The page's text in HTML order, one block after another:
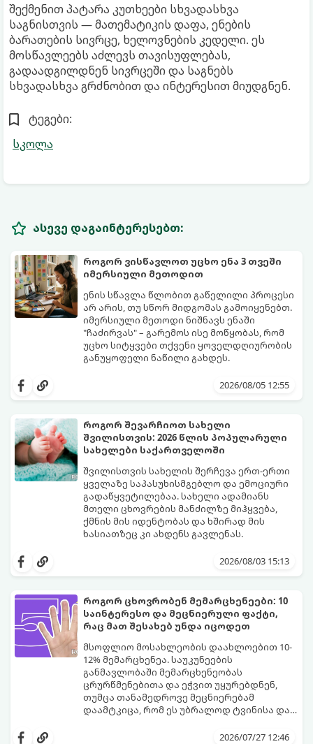
შექმენით პატარა კუთხეები სხვადასხვა
საგნისთვის — მათემატიკის დაფა, ენების
ბარათების სივრცე, ხელოვნების კედელი. ეს
მოსწავლეებს აძლევს თავისუფლებას,
გადაადგილდნენ სივრცეში და საგნებს
სხვადასხვა გრძნობით და ინტერესით მიუდგნენ.
ტეგები:
სკოლა
ასევე დაგაინტერესებთ:
როგორ ვისწავლოთ უცხო ენა 3 თვეში
იმერსიული მეთოდით
ენის სწავლა წლობით გაწელილი პროცესი
არ არის, თუ სწორ მიდგომას გამოიყენებთ.
იმერსიული მეთოდი ნიშნავს ენაში
"ჩაძირვას" – გარემოს ისე მოწყობას, რომ
უცხო სიტყვები თქვენი ყოველდღიურობის
განუყოფელი ნაწილი გახდეს.
3 თვეში მნიშვნელოვან პროგრესს
2026/08/05 12:55
როგორ შევარჩიოთ სახელი
შვილისთვის: 2026 წლის პოპულარული
სახელები საქართველოში
შვილისთვის სახელის შერჩევა ერთ-ერთი
ყველაზე საპასუხისმგებლო და ემოციური
გადაწყვეტილებაა. სახელი ადამიანს
მთელი ცხოვრების მანძილზე მიჰყვება,
ქმნის მის იდენტობას და ხშირად მის
ხასიათზეც კი ახდენს გავლენას.
საგრძნობლად შეიცვალა: ტრადიციულ და
ჟღერად და თანამედროვე სახელებს.
2026/08/03 15:13
როგორ ცხოვრობენ მემარცხენეები: 10
საინტერესო და მეცნიერული ფაქტი,
რაც მათ შესახებ უნდა იცოდეთ
მსოფლიო მოსახლეობის დაახლოებით 10-
12% მემარცხენეა. საუკუნეების
განმავლობაში მემარცხენეობას
ცრურწმენებითა და ეჭვით უყურებდნენ,
თუმცა თანამედროვე მეცნიერებამ
დაამტკიცა, რომ ეს უბრალოდ ტვინისა და
ფაქტს იმის შესახებ, თუ როგორ მუშაობს
2026/07/27 12:46